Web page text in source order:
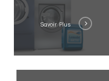
Savoir Plus